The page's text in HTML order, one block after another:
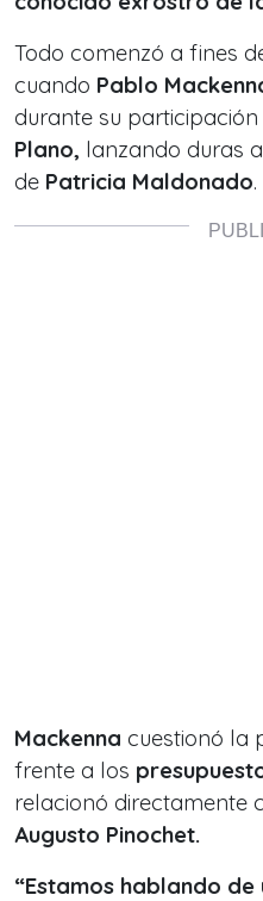
Todo comenzó a fines
cuando Pablo
durante su
Plano, lanzando duras
de Patricia Maldonado.
Mackenna cuestionó la
frente a los
relacionó directamente
Augusto Pinochet.
“Estamos hablando